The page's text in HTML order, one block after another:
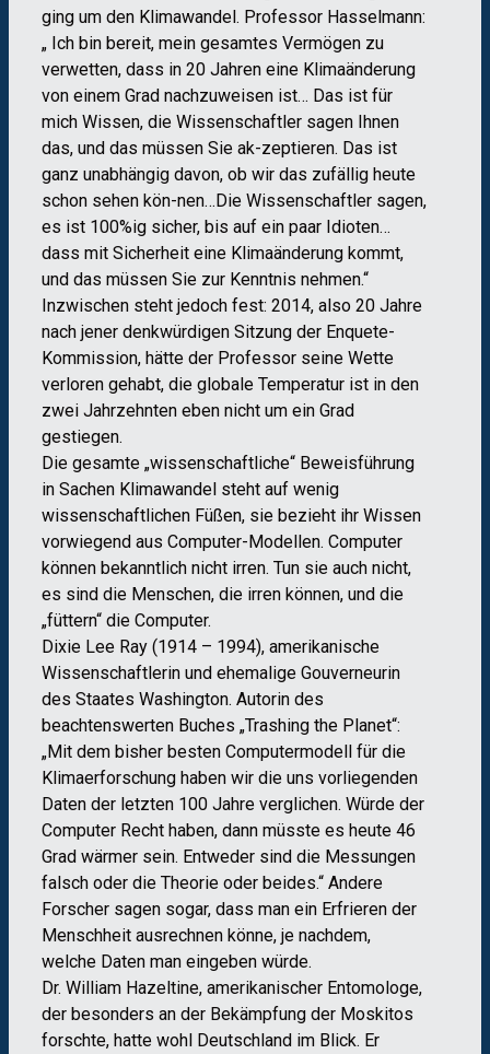
ging um den Klimawandel. Professor Hasselmann:
„ Ich bin bereit, mein gesamtes Vermögen zu
verwetten, dass in 20 Jahren eine Klimaänderung
von einem Grad nachzuweisen ist… Das ist für
mich Wissen, die Wissenschaftler sagen Ihnen
das, und das müssen Sie ak-zeptieren. Das ist
ganz unabhängig davon, ob wir das zufällig heute
schon sehen kön-nen…Die Wissenschaftler sagen,
es ist 100%ig sicher, bis auf ein paar Idioten…
dass mit Sicherheit eine Klimaänderung kommt,
und das müssen Sie zur Kenntnis nehmen.“
Inzwischen steht jedoch fest: 2014, also 20 Jahre
nach jener denkwürdigen Sitzung der Enquete-
Kommission, hätte der Professor seine Wette
verloren gehabt, die globale Temperatur ist in den
zwei Jahrzehnten eben nicht um ein Grad
gestiegen.
Die gesamte „wissenschaftliche“ Beweisführung
in Sachen Klimawandel steht auf wenig
wissenschaftlichen Füßen, sie bezieht ihr Wissen
vorwiegend aus Computer-Modellen. Computer
können bekanntlich nicht irren. Tun sie auch nicht,
es sind die Menschen, die irren können, und die
„füttern“ die Computer.
Dixie Lee Ray (1914 – 1994), amerikanische
Wissenschaftlerin und ehemalige Gouverneurin
des Staates Washington. Autorin des
beachtenswerten Buches „Trashing the Planet“:
„Mit dem bisher besten Computermodell für die
Klimaerforschung haben wir die uns vorliegenden
Daten der letzten 100 Jahre verglichen. Würde der
Computer Recht haben, dann müsste es heute 46
Grad wärmer sein. Entweder sind die Messungen
falsch oder die Theorie oder beides.“ Andere
Forscher sagen sogar, dass man ein Erfrieren der
Menschheit ausrechnen könne, je nachdem,
welche Daten man eingeben würde.
Dr. William Hazeltine, amerikanischer Entomologe,
der besonders an der Bekämpfung der Moskitos
forschte, hatte wohl Deutschland im Blick. Er